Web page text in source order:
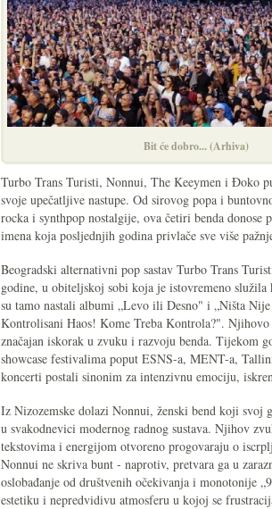
Bit će dobro... (Arhiva)
Turbo Trans Turisti, Nonnui, The Keeymen i Đoko
svoje upečatljive nastupe. Od sirovog popa i
rocka i synthpop nostalgije, ova četiri benda
imena koja posljednjih godina privlače sve više
Beogradski alternativni pop sastav Turbo Trans
godine, u obiteljskoj sobi koja je istovremeno
su tamo nastali albumi „Levo ili Desno" i „Ništa
Kontrolisani Haos! Kome Treba Kontrola?".
značajan iskorak u zvuku i razvoju benda. Tijekom
showcase festivalima poput ESNS-a, MENT-a,
koncerti postali sinonim za intenzivnu emociju,
Iz Nizozemske dolazi Nonnui, ženski bend koji svoj
u svakodnevici modernog radnog sustava. Njihov
tekstovima i energijom otvoreno progovaraju o
Nonnui ne skriva bunt - naprotiv, pretvara ga u
oslobađanje od društvenih očekivanja i monotonije
estetiku i nepredvidivu atmosferu u kojoj se